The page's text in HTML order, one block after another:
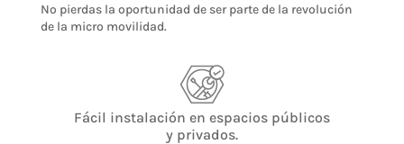
No pierdas la oportunidad de ser parte de la revolución
de la micro movilidad.
Fácil instalación en espacios públicos
y privados.